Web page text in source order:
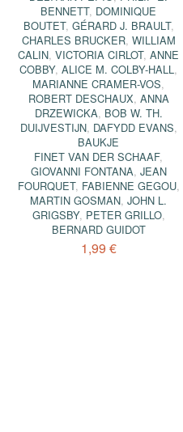
BENNETT, DOMINIQUE
BOUTET, GÉRARD J. BRAULT,
CHARLES BRUCKER, WILLIAM
CALIN,VICTORIA CIRLOT,ANNE
COBBY,ALICE M. COLBY-HALL,
MARIANNE CRAMER-VOS,
ROBERT DESCHAUX, ANNA
DRZEWICKA, BOB W. TH.
DUIJVESTIJN, DAFYDD EVANS,
BAUKJE
FINET VAN DER SCHAAF,
GIOVANNI FONTANA, JEAN
FOURQUET, FABIENNE GEGOU,
MARTIN GOSMAN,JOHN L.
GRIGSBY, PETER GRILLO,
BERNARD GUIDOT
1,99 €